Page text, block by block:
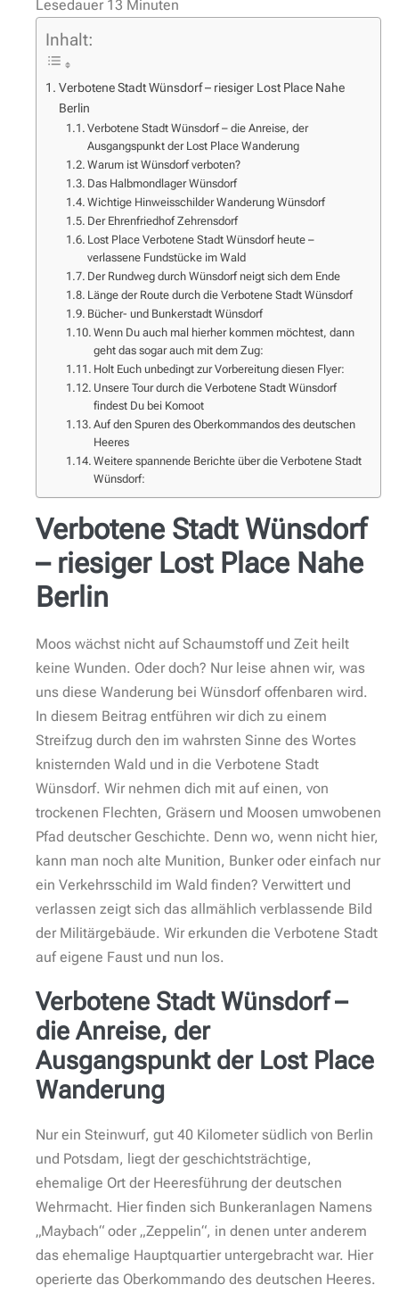
Lesedauer 13 Minuten
Inhalt:
Verbotene Stadt Wünsdorf – riesiger Lost Place Nahe
Berlin
Verbotene Stadt Wünsdorf – die Anreise, der
Ausgangspunkt der Lost Place Wanderung
Warum ist Wünsdorf verboten?
Das Halbmondlager Wünsdorf
Wichtige Hinweisschilder Wanderung Wünsdorf
Der Ehrenfriedhof Zehrensdorf
Lost Place Verbotene Stadt Wünsdorf heute –
verlassene Fundstücke im Wald
Der Rundweg durch Wünsdorf neigt sich dem Ende
Länge der Route durch die Verbotene Stadt Wünsdorf
Bücher- und Bunkerstadt Wünsdorf
Wenn Du auch mal hierher kommen möchtest, dann
geht das sogar auch mit dem Zug:
Holt Euch unbedingt zur Vorbereitung diesen Flyer:
Unsere Tour durch die Verbotene Stadt Wünsdorf
findest Du bei Komoot
Auf den Spuren des Oberkommandos des deutschen
Heeres
Weitere spannende Berichte über die Verbotene Stadt
Wünsdorf:
Verbotene Stadt Wünsdorf
– riesiger Lost Place Nahe
Berlin
Moos wächst nicht auf Schaumstoff und Zeit heilt
keine Wunden. Oder doch? Nur leise ahnen wir, was
uns diese Wanderung bei Wünsdorf offenbaren wird.
In diesem Beitrag entführen wir dich zu einem
Streifzug durch den im wahrsten Sinne des Wortes
knisternden Wald und in die Verbotene Stadt
Wünsdorf. Wir nehmen dich mit auf einen, von
trockenen Flechten, Gräsern und Moosen umwobenen
Pfad deutscher Geschichte. Denn wo, wenn nicht hier,
kann man noch alte Munition, Bunker oder einfach nur
ein Verkehrsschild im Wald finden? Verwittert und
verlassen zeigt sich das allmählich verblassende Bild
der Militärgebäude. Wir erkunden die Verbotene Stadt
auf eigene Faust und nun los.
Verbotene Stadt Wünsdorf –
die Anreise, der
Ausgangspunkt der Lost Place
Wanderung
Nur ein Steinwurf, gut 40 Kilometer südlich von Berlin
und Potsdam, liegt der geschichtsträchtige,
ehemalige Ort der Heeresführung der deutschen
Wehrmacht. Hier finden sich Bunkeranlagen Namens
„Maybach“ oder „Zeppelin“, in denen unter anderem
das ehemalige Hauptquartier untergebracht war. Hier
operierte das Oberkommando des deutschen Heeres.